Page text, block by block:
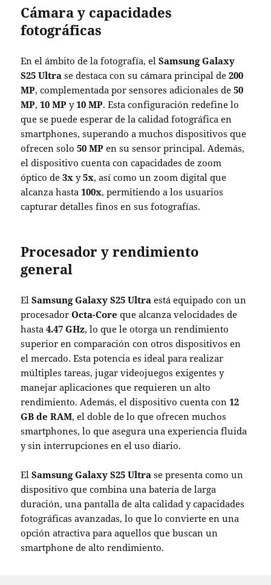
Cámara y capacidades
fotográficas
En el ámbito de la fotografía, elSamsung Galaxy
S25 Ultra se destaca con su cámara principal de200
MP, complementada por sensores adicionales de50
MP,10 MP y10 MP. Esta configuración redefine lo
que se puede esperar de la calidad fotográfica en
smartphones, superando a muchos dispositivos que
ofrecen solo50 MP en su sensor principal. Además,
el dispositivo cuenta con capacidades de zoom
óptico de3x y5x, así como un zoom digital que
alcanza hasta100x, permitiendo a los usuarios
capturar detalles finos en sus fotografías.
Procesador y rendimiento
general
ElSamsung Galaxy S25 Ultra está equipado con un
procesadorOcta-Core que alcanza velocidades de
hasta4.47 GHz, lo que le otorga un rendimiento
superior en comparación con otros dispositivos en
el mercado. Esta potencia es ideal para realizar
múltiples tareas, jugar videojuegos exigentes y
manejar aplicaciones que requieren un alto
rendimiento. Además, el dispositivo cuenta con12
GB de RAM, el doble de lo que ofrecen muchos
smartphones, lo que asegura una experiencia fluida
y sin interrupciones en el uso diario.
ElSamsung Galaxy S25 Ultra se presenta como un
dispositivo que combina una batería de larga
duración, una pantalla de alta calidad y capacidades
fotográficas avanzadas, lo que lo convierte en una
opción atractiva para aquellos que buscan un
smartphone de alto rendimiento.